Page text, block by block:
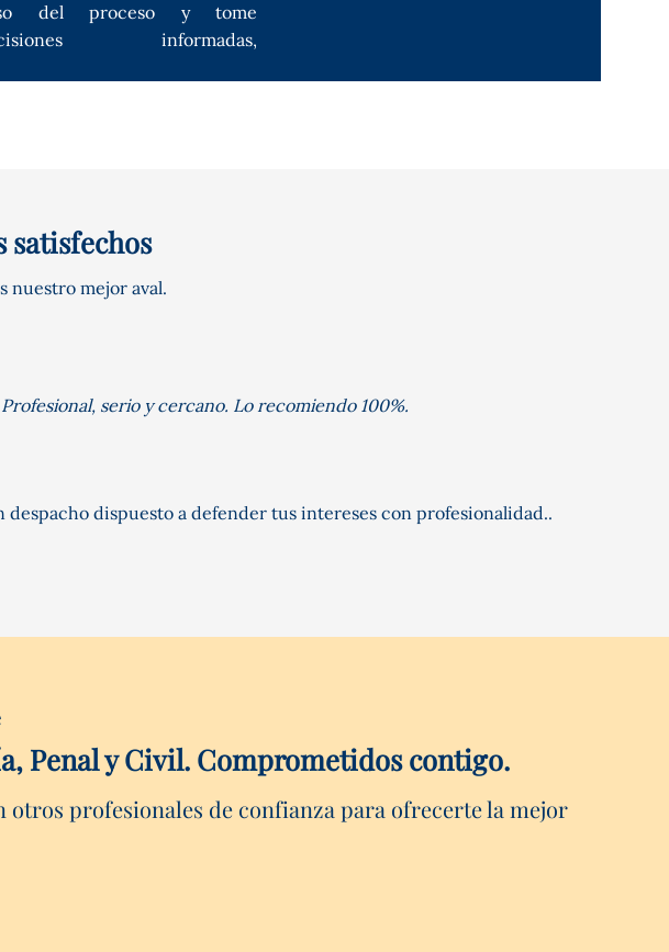
del proceso y tome
informadas,
satisfechos
nuestro mejor aval.
serio y cercano. Lo recomiendo 100%.
despacho dispuesto a defender tus intereses con profesionalidad..
Penal y Civil. Comprometidos contigo.
otros profesionales de confianza para ofrecerte la mejor